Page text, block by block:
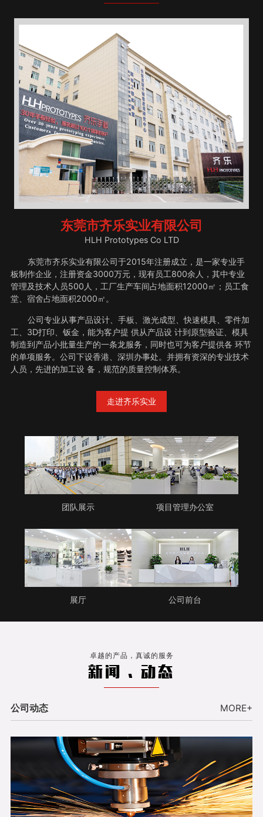
东莞市齐乐实业有限公司
HLH Prototypes Co LTD
东莞市齐乐实业有限公司于2015年注册成立，是一家专业手
板制作企业，注册资金3000万元，现有员工800余人，其中专业
管理及技术人员500人，工厂生产车间占地面积12000㎡；员工食
堂、宿舍占地面积2000㎡。
公司专业从事产品设计、手板、激光成型、快速模具、零件加
工、3D打印、钣金，能为客户提 供从产品设 计到原型验证、模具
制造到产品小批量生产的一条龙服务，同时也可为客户提供各 环节
的单项服务。公司下设香港、深圳办事处。并拥有资深的专业技术
人员，先进的加工设 备，规范的质量控制体系。
走进齐乐实业
团队展示 项目管理办公室
展厅 公司前台
卓越的产品，真诚的服务
新闻 . 动态
公司动态 MORE+